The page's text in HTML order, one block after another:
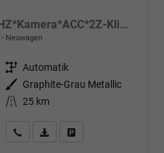
Selection 60 Navi*19"*SHZ*Kamera*ACC*2Z-Klimaauto*LED
Neuwagen
Getriebe Automatik
Außenfarbe
Graphite-Grau Metallic
Kilometerstand 25 km
Angebot anfordern
Fahrzeugexpose (PDF)